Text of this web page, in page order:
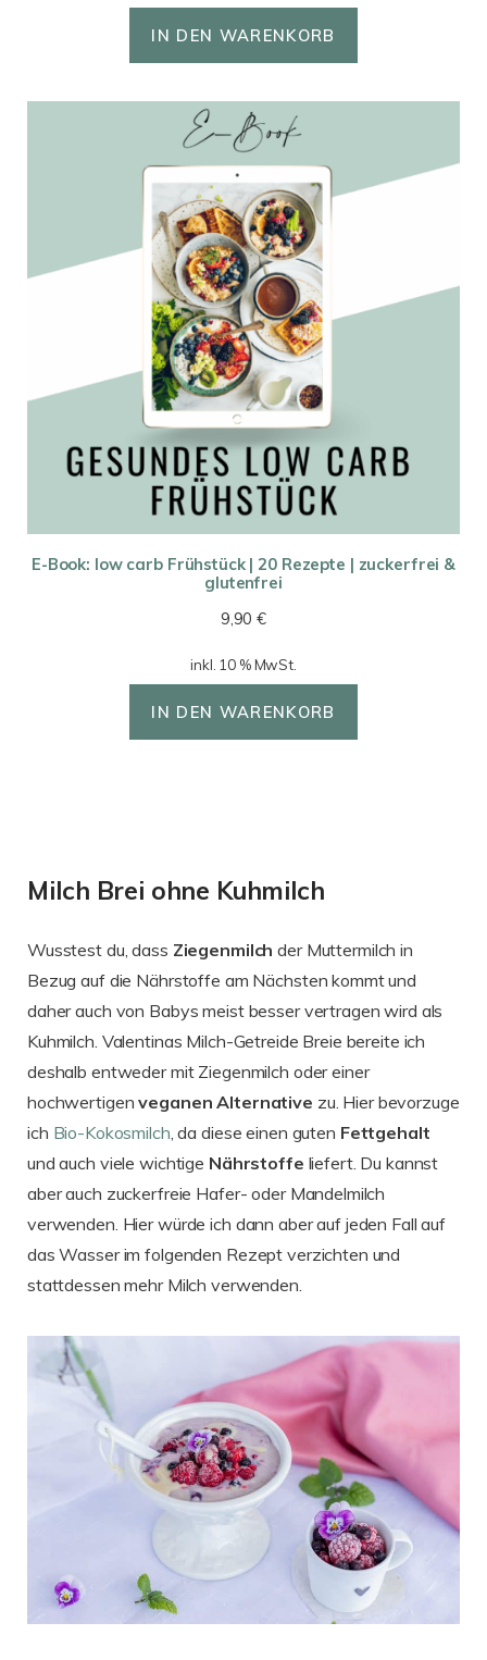
IN DEN WARENKORB
E-Book: low carb Frühstück | 20 Rezepte | zuckerfrei &
glutenfrei
9,90€
inkl. 10 % MwSt.
IN DEN WARENKORB
Milch Brei ohne Kuhmilch
Wusstest du, dass Ziegenmilch der Muttermilch in
Bezug auf die Nährstoffe am Nächsten kommt und
daher auch von Babys meist besser vertragen wird als
Kuhmilch. Valentinas Milch-Getreide Breie bereite ich
deshalb entweder mit Ziegenmilch oder einer
hochwertigenveganen Alternative zu. Hier bevorzuge
ich Bio-Kokosmilch , da diese einen guten Fettgehalt
und auch viele wichtige Nährstoffe liefert. Du kannst
aber auch zuckerfreie Hafer- oder Mandelmilch
verwenden. Hier würde ich dann aber auf jeden Fall auf
das Wasser im folgenden Rezept verzichten und
stattdessen mehr Milch verwenden.